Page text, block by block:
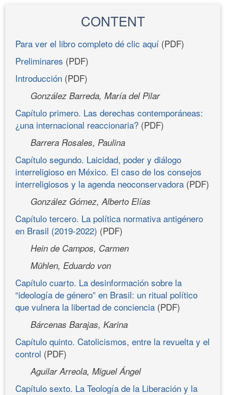
CONTENT
Para ver el libro completo dé clic aquí (PDF)
Preliminares (PDF)
Introducción (PDF)
González Barreda, María del Pilar
Capítulo primero. Las derechas contemporáneas:
¿una internacional reaccionaria? (PDF)
Barrera Rosales, Paulina
Capítulo segundo. Laicidad, poder y diálogo
interreligioso en México. El caso de los consejos
interreligiosos y la agenda neoconservadora (PDF)
González Gómez, Alberto Elías
Capítulo tercero. La política normativa antigénero
en Brasil (2019-2022) (PDF)
Hein de Campos, Carmen
Mühlen, Eduardo von
Capítulo cuarto. La desinformación sobre la
“ideología de género” en Brasil: un ritual político
que vulnera la libertad de conciencia (PDF)
Bárcenas Barajas, Karina
Capítulo quinto. Catolicismos, entre la revuelta y el
control (PDF)
Aguilar Arreola, Miguel Ángel
Capítulo sexto. La Teología de la Liberación y la